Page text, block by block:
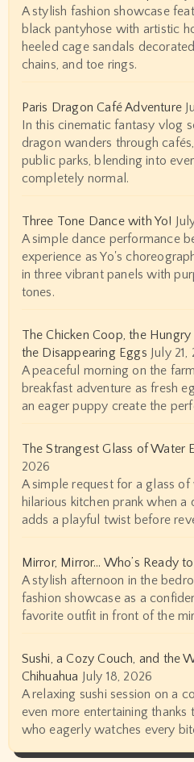
A stylish fashion showcase
black pantyhose with artistic
heeled cage sandals
chains, and toe rings.
Paris Dragon Café Adventure
In this cinematic fantasy vlog
dragon wanders through
public parks, blending into
completely normal.
Three Tone Dance with Yo!
A simple dance performance
experience as Yo's
in three vibrant panels with
tones.
The Chicken Coop, the
the Disappearing Eggs July 21,
A peaceful morning on the
breakfast adventure as fresh
an eager puppy create the
The Strangest Glass of Water
2026
A simple request for a glass
hilarious kitchen prank when a
adds a playful twist before
Mirror, Mirror… Who’s Ready to
A stylish afternoon in the
fashion showcase as a
favorite outfit in front of the
Sushi, a Cozy Couch, and the
Chihuahua July 18, 2026
A relaxing sushi session on a
even more entertaining thanks
who eagerly watches every